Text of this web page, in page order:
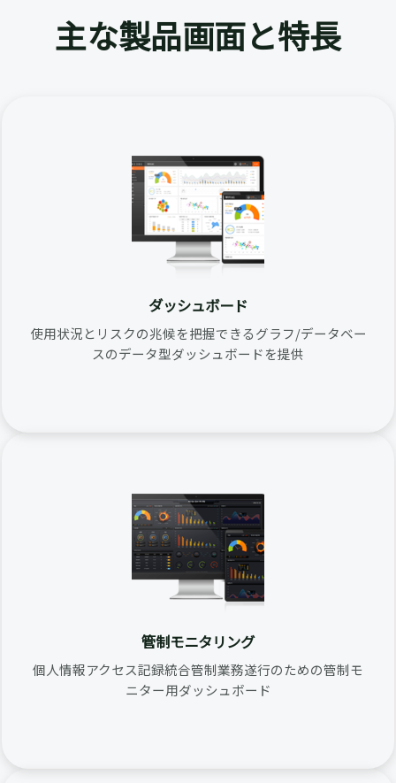
主な製品画面と特長
ダッシュボード
使用状況とリスクの兆候を把握できるグラフ/データベー
スのデータ型ダッシュボードを提供
管制モニタリング
個人情報アクセス記録統合管制業務遂行のための管制モ
ニター用ダッシュボード